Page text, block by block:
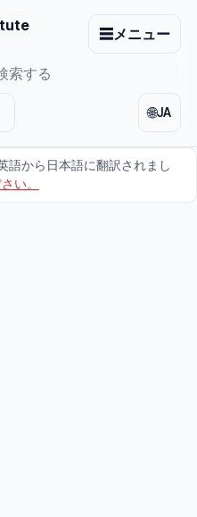
☰メニュー
🌐JA
語から日本語に翻訳されまし
い。